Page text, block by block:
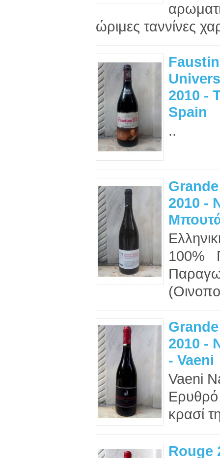
ώριμες ταννίνες
2010 -
Spain
..
2010 -
100%
2010 -
- Vaeni
Vaeni
κρασί
Rouge